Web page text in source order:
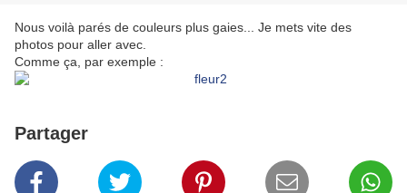
Nous voilà parés de couleurs plus gaies... Je mets vite des
photos pour aller avec.
Comme ça, par exemple :
Partager